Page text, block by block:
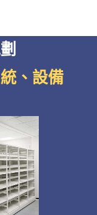
、設備